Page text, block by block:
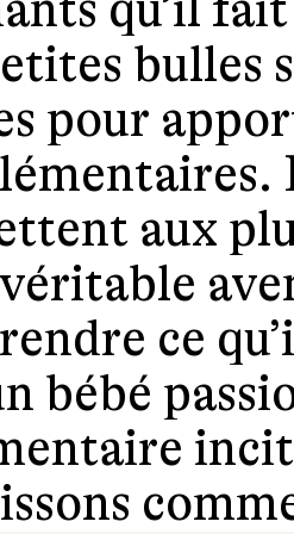
bulles
pour
aux
ce
bébé